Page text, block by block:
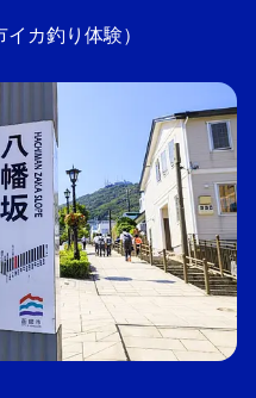
カ釣り体験）